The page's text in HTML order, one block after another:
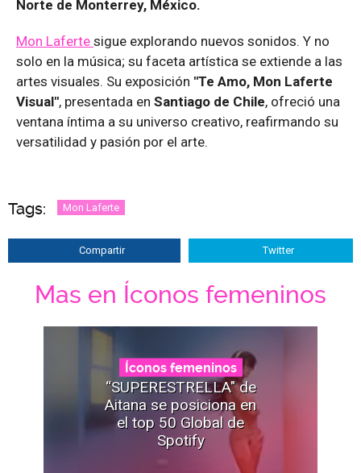
Norte de Monterrey, México.
Mon Laferte sigue explorando nuevos sonidos. Y no
solo en la música; su faceta artística se extiende a las
artes visuales. Su exposición "Te Amo, Mon Laferte
Visual", presentada en Santiago de Chile, ofreció una
ventana íntima a su universo creativo, reafirmando su
versatilidad y pasión por el arte.
Tags: Mon Laferte
Compartir Twitter
Mas en Íconos femeninos
Íconos femeninos
“SUPERESTRELLA" de
Aitana se posiciona en
el top 50 Global de
Spotify